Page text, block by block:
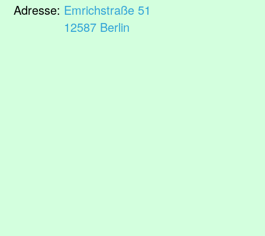
Adresse: Emrichstraße 51
12587 Berlin